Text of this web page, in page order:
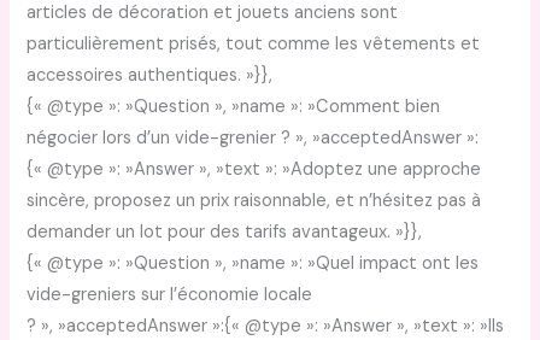
articles de décoration et jouets anciens sont
particulièrement prisés, tout comme les vêtements et
accessoires authentiques. »}},
{« @type »: »Question », »name »: »Comment bien
négocier lors d’un vide-grenier ? », »acceptedAnswer »:
{« @type »: »Answer », »text »: »Adoptez une approche
sincère, proposez un prix raisonnable, et n’hésitez pas à
demander un lot pour des tarifs avantageux. »}},
{« @type »: »Question », »name »: »Quel impact ont les
vide-greniers sur l’économie locale
? », »acceptedAnswer »:{« @type »: »Answer », »text »: »Ils